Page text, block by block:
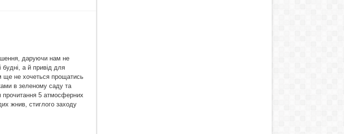
даруючи нам не
будні, а й привід для
ще не хочеться прощатись
в зеленому саду та
5 атмосферних
жнив, стиглого заходу